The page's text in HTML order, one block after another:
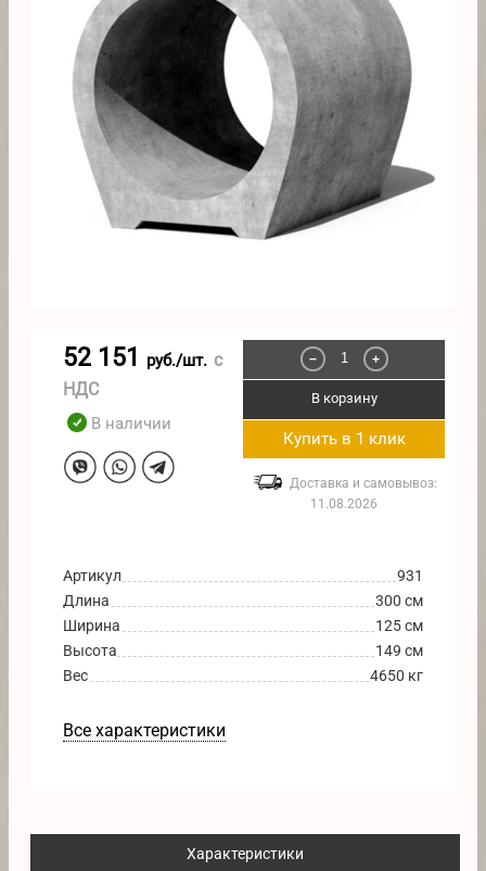
52 151 руб./шт. с
НДС
В наличии
− +
В корзину
Купить в 1 клик
Доставка и самовывоз:
11.08.2026
Артикул
931
Длина
300 см
Ширина
125 см
Высота
149 см
Вес
4650 кг
Все характеристики
Характеристики